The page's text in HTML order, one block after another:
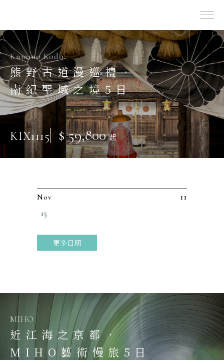
關西 | 大阪 · 京都 · 神戶
Kumano Kodo
熊野古道漫巡禮．
南紀聖域之境5日
KIX1115 $ 59,800起
Nov
11
15
更多日期
MIHO
近江海之京都．
MIHO藝術慢旅5日